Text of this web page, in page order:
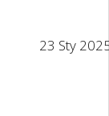
23 Sty